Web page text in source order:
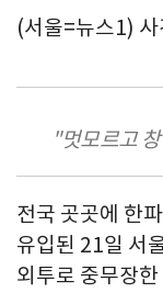
(서울=뉴스1) 사
"멋모르고
전국 곳곳에 한
유입된 21일 서
외투로 중무장